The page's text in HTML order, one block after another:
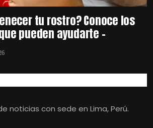
tu rostro? Conoce los
pueden ayudarte –
noticias con sede en Lima, Perú.